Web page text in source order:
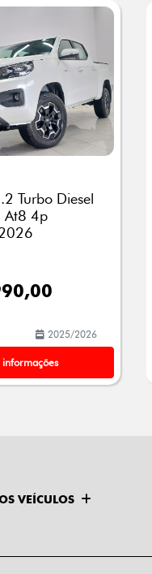
Turbo Diesel
At8 4p
2025/2026
informações
VEÍCULOS